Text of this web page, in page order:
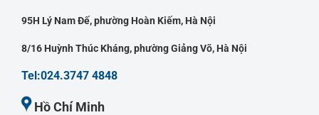
95H Lý Nam Đế, phường Hoàn Kiếm, Hà Nội
8/16 Huỳnh Thúc Kháng, phường Giảng Võ, Hà Nội
Tel:024.3747 4848
Hồ Chí Minh